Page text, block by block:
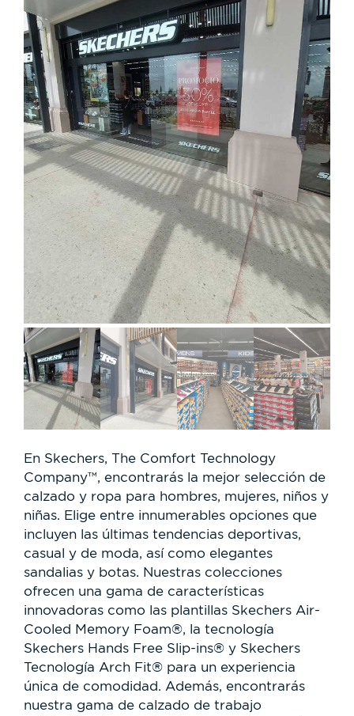
En Skechers, The Comfort Technology
Company™, encontrarás la mejor selección de
calzado y ropa para hombres, mujeres, niños y
niñas. Elige entre innumerables opciones que
incluyen las últimas tendencias deportivas,
casual y de moda, así como elegantes
sandalias y botas. Nuestras colecciones
ofrecen una gama de características
innovadoras como las plantillas Skechers Air-
Cooled Memory Foam®, la tecnología
Skechers Hands Free Slip-ins® y Skechers
Tecnología Arch Fit® para un experiencia
única de comodidad. Además, encontrarás
nuestra gama de calzado de trabajo